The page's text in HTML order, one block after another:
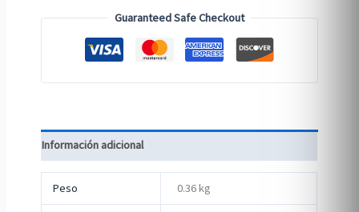
Guaranteed Safe Checkout
Información adicional
Peso 0.36 kg